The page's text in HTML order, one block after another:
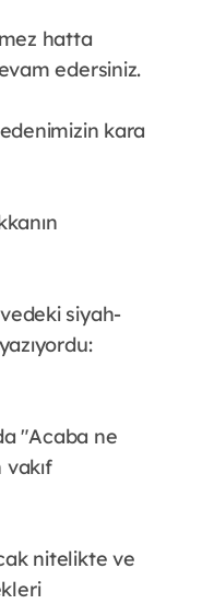
hatta
edersiniz.
kara
siyah-
"Acaba ne
nitelikte ve